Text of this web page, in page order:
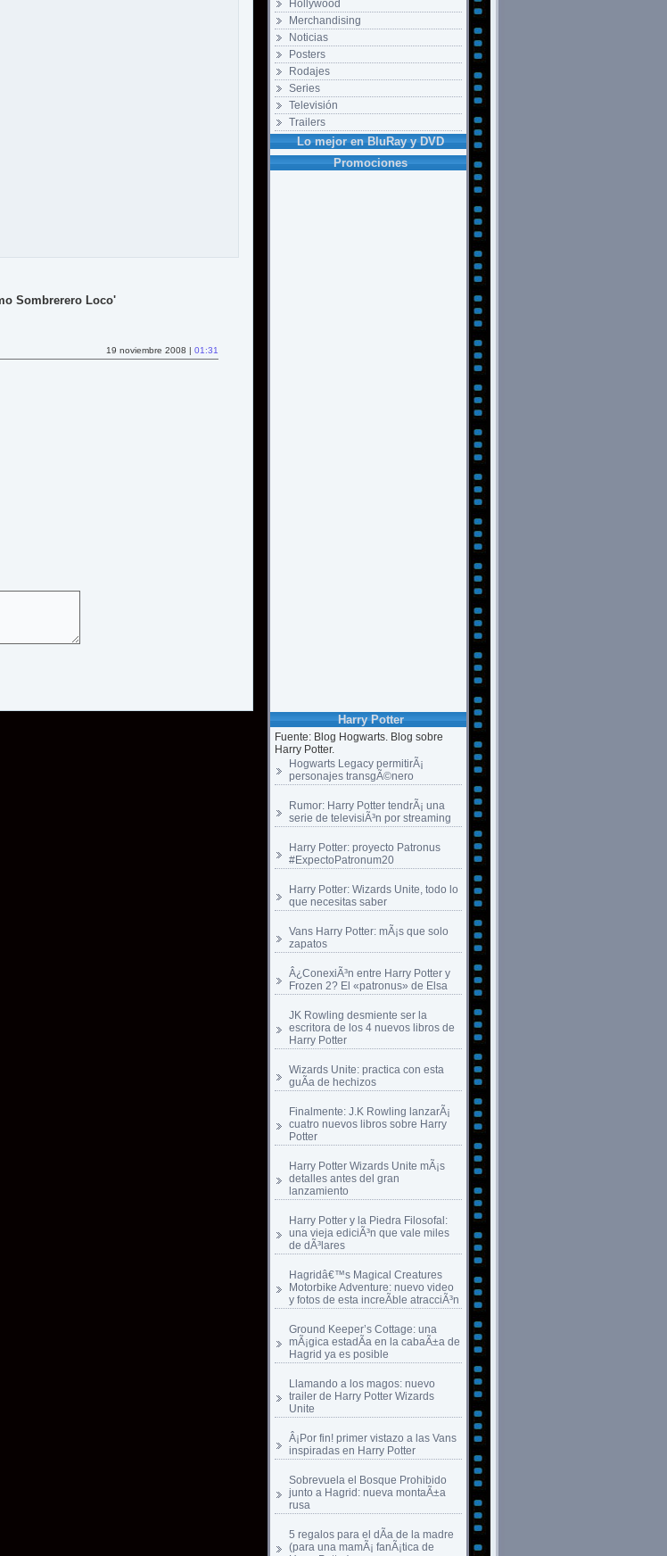
Hollywood
Merchandising
Noticias
Posters
Rodajes
Series
Televisión
Trailers
Lo mejor en BluRay y DVD
Promociones
Harry Potter
Fuente: Blog Hogwarts. Blog sobre
Harry Potter.
Hogwarts Legacy permitirÃ¡
personajes transgÃ©nero
Rumor: Harry Potter tendrÃ¡ una
serie de televisiÃ³n por streaming
Harry Potter: proyecto Patronus
#ExpectoPatronum20
Harry Potter: Wizards Unite, todo lo
que necesitas saber
Vans Harry Potter: mÃ¡s que solo
zapatos
Â¿ConexiÃ³n entre Harry Potter y
Frozen 2? El «patronus» de Elsa
JK Rowling desmiente ser la
escritora de los 4 nuevos libros de
Harry Potter
Wizards Unite: practica con esta
guÃ­a de hechizos
Finalmente: J.K Rowling lanzarÃ¡
cuatro nuevos libros sobre Harry
Potter
Harry Potter Wizards Unite mÃ¡s
detalles antes del gran
lanzamiento
Harry Potter y la Piedra Filosofal:
una vieja ediciÃ³n que vale miles
de dÃ³lares
Hagridâ€™s Magical Creatures
Motorbike Adventure: nuevo video
y fotos de esta increÃ­ble atracciÃ³n
Ground Keeper’s Cottage: una
mÃ¡gica estadÃ­a en la cabaÃ±a de
Hagrid ya es posible
Llamando a los magos: nuevo
trailer de Harry Potter Wizards
Unite
Â¡Por fin! primer vistazo a las Vans
inspiradas en Harry Potter
Sobrevuela el Bosque Prohibido
junto a Hagrid: nueva montaÃ±a
rusa
5 regalos para el dÃ­a de la madre
(para una mamÃ¡ fanÃ¡tica de
Sombrerero Loco'
19 noviembre 2008 | 01:31